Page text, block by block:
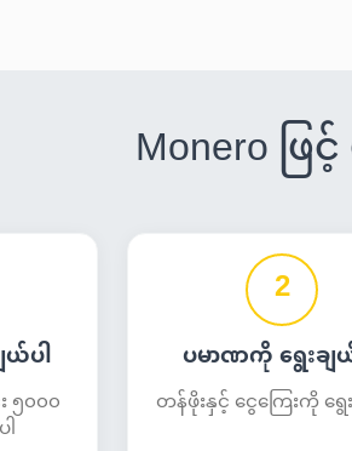
Monero
ပါ
၀၀၀
2
ပမာဏကို ရွေးချ
တန်ဖိုးနှင့် ငွေကြေးကို ရွေ